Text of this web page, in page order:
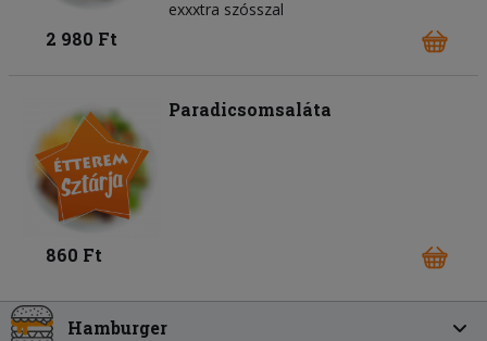
exxxtra szósszal
2 980 Ft
Paradicsomsaláta
860 Ft
Hamburger